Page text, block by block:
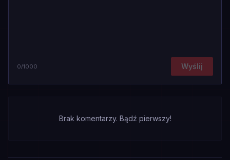
0/1000 Wyślij
Brak komentarzy. Bądź pierwszy!